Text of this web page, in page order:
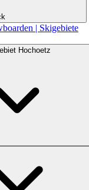
| Skigebiete
Hochoetz